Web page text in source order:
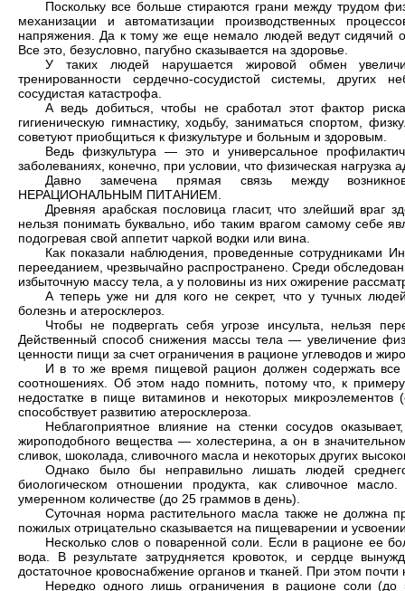
Поскольку все больше стираются грани между трудом
механизации и автоматизации производственных
напряжения. Да к тому же еще немало людей ведут сидячий
Все это, безусловно, пагубно сказывается на здоровье.
У таких людей нарушается жировой обмен
тренированности сердечно-сосудистой системы, других
сосудистая катастрофа.
А ведь добиться, чтобы не сработал этот фактор
гигиеническую гимнастику, ходьбу, заниматься спортом,
советуют приобщиться к физкультуре и больным и здоровым.
Ведь физкультура — это и универсальное
заболеваниях, конечно, при условии, что физическая нагрузка
Давно замечена прямая связь между
НЕРАЦИОНАЛЬНЫМ ПИТАНИЕМ.
Древняя арабская пословица гласит, что злейший враг
нельзя понимать буквально, ибо таким врагом самому себе
подогревая свой аппетит чаркой водки или вина.
Как показали наблюдения, проведенные сотрудниками
перееданием, чрезвычайно распространено. Среди
избыточную массу тела, а у половины из них ожирение
А теперь уже ни для кого не секрет, что у тучных
болезнь и атеросклероз.
Чтобы не подвергать себя угрозе инсульта, нельзя
Действенный способ снижения массы тела — увеличение
ценности пищи за счет ограничения в рационе углеводов и
И в то же время пищевой рацион должен содержать
соотношениях. Об этом надо помнить, потому что, к
недостатке в пище витаминов и некоторых
способствует развитию атеросклероза.
Неблагоприятное влияние на стенки сосудов
жироподобного вещества — холестерина, а он в
сливок, шоколада, сливочного масла и некоторых других
Однако было бы неправильно лишать людей
биологическом отношении продукта, как сливочное
умеренном количестве (до 25 граммов в день).
Суточная норма растительного масла также не должна
пожилых отрицательно сказывается на пищеварении и
Несколько слов о поваренной соли. Если в рационе ее
вода. В результате затрудняется кровоток, и сердце
достаточное кровоснабжение органов и тканей. При этом
Нередко одного лишь ограничения в рационе соли